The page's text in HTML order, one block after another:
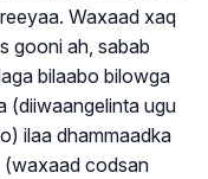
Waxaad xaq
gooni ah, sabab
bilaabo bilowga
(diiwaangelinta ugu
ilaa dhammaadka
codsan